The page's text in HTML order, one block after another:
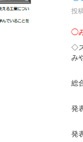
投
◯
◇
み
総
発
発